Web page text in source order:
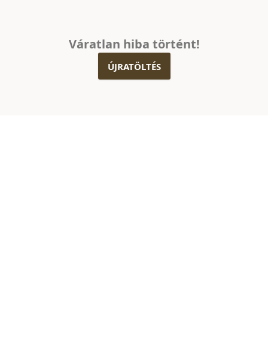
Váratlan hiba történt!
ÚJRATÖLTÉS